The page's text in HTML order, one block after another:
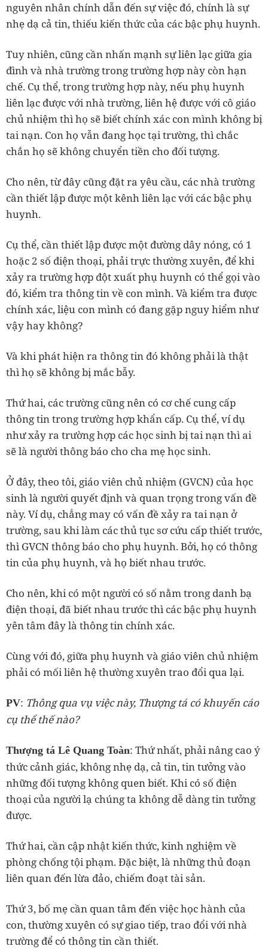
nguyên nhân chính dẫn đến sự việc đó, chính là sự
nhẹ dạ cả tin, thiếu kiến thức của các bậc phụ huynh.
Tuy nhiên, cũng cần nhấn mạnh sự liên lạc giữa gia
đình và nhà trường trong trường hợp này còn hạn
chế. Cụ thể, trong trường hợp này, nếu phụ huynh
liên lạc được với nhà trường, liên hệ được với cô giáo
chủ nhiệm thì họ sẽ biết chính xác con mình không bị
tai nạn. Con họ vẫn đang học tại trường, thì chắc
chắn họ sẽ không chuyển tiền cho đối tượng.
Cho nên, từ đây cũng đặt ra yêu cầu, các nhà trường
cần thiết lập được một kênh liên lạc với các bậc phụ
huynh.
Cụ thể, cần thiết lập được một đường dây nóng, có 1
hoặc 2 số điện thoại, phải trực thường xuyên, để khi
xảy ra trường hợp đột xuất phụ huynh có thể gọi vào
đó, kiểm tra thông tin về con mình. Và kiểm tra được
chính xác, liệu con mình có đang gặp nguy hiểm như
vậy hay không?
Và khi phát hiện ra thông tin đó không phải là thật
thì họ sẽ không bị mắc bẫy.
Thứ hai, các trường cũng nên có cơ chế cung cấp
thông tin trong trường hợp khẩn cấp. Cụ thể, ví dụ
như xảy ra trường hợp các học sinh bị tai nạn thì ai
sẽ là người thông báo cho cha mẹ học sinh.
Ở đây, theo tôi, giáo viên chủ nhiệm (GVCN) của học
sinh là người quyết định và quan trọng trong vấn đề
này. Ví dụ, chẳng may có vấn đề xảy ra tai nạn ở
trường, sau khi làm các thủ tục sơ cứu cấp thiết trước,
thì GVCN thông báo cho phụ huynh. Bởi, họ có thông
tin của phụ huynh, và họ biết nhau trước.
Cho nên, khi có một người có số nằm trong danh bạ
điện thoại, đã biết nhau trước thì các bậc phụ huynh
yên tâm đây là thông tin chính xác.
Cùng với đó, giữa phụ huynh và giáo viên chủ nhiệm
phải có mối liên hệ thường xuyên trao đổi qua lại.
PV: Thông qua vụ việc này, Thượng tá có khuyến cáo
cụ thể thế nào?
Thượng tá Lê Quang Toàn: Thứ nhất, phải nâng cao ý
thức cảnh giác, không nhẹ dạ, cả tin, tin tưởng vào
những đối tượng không quen biết. Khi có số điện
thoại của người lạ chúng ta không dễ dàng tin tưởng
được.
Thứ hai, cần cập nhật kiến thức, kinh nghiệm về
phòng chống tội phạm. Đặc biệt, là những thủ đoạn
liên quan đến lừa đảo, chiếm đoạt tài sản.
Thứ 3, bố mẹ cần quan tâm đến việc học hành của
con, thường xuyên có sự giao tiếp, trao đổi với nhà
trường để có thông tin cần thiết.